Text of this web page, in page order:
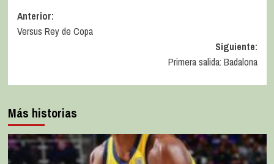
Anterior:
Versus Rey de Copa
Siguiente:
Primera salida: Badalona
Más historias